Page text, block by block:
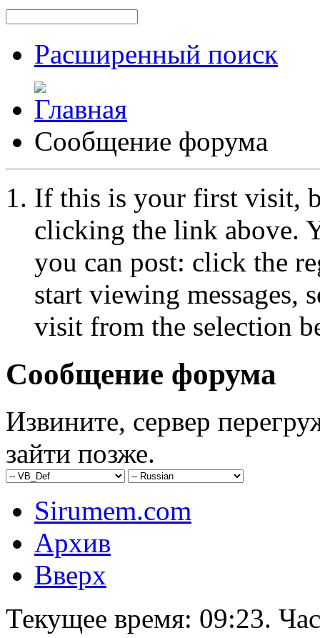
Расширенный поиск
Сообщение форума
If this is your first visit,
clicking the link above.
you can post: click the
start viewing messages,
visit from the selection
Сообщение форума
Извините, сервер
зайти позже.
Sirumem.com
Архив
Вверх
Текущее время: 09:23.